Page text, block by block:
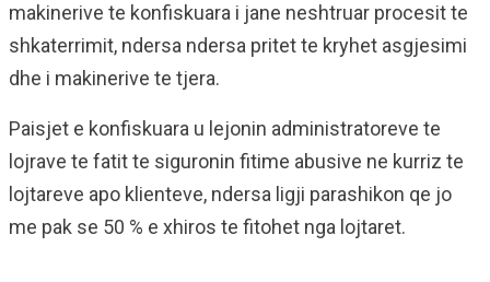
makinerive te konfiskuara i jane neshtruar procesit te
shkaterrimit, ndersa ndersa pritet te kryhet asgjesimi
dhe i makinerive te tjera.
Paisjet e konfiskuara u lejonin administratoreve te
lojrave te fatit te siguronin fitime abusive ne kurriz te
lojtareve apo klienteve, ndersa ligji parashikon qe jo
me pak se 50 % e xhiros te fitohet nga lojtaret.